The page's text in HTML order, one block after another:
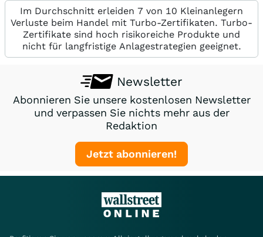
Im Durchschnitt erleiden 7 von 10 Kleinanlegern
Verluste beim Handel mit Turbo-Zertifikaten. Turbo-
Zertifikate sind hoch risikoreiche Produkte und
nicht für langfristige Anlagestrategien geeignet.
Newsletter
Abonnieren Sie unsere kostenlosen Newsletter
und verpassen Sie nichts mehr aus der
Redaktion
Jetzt abonnieren!